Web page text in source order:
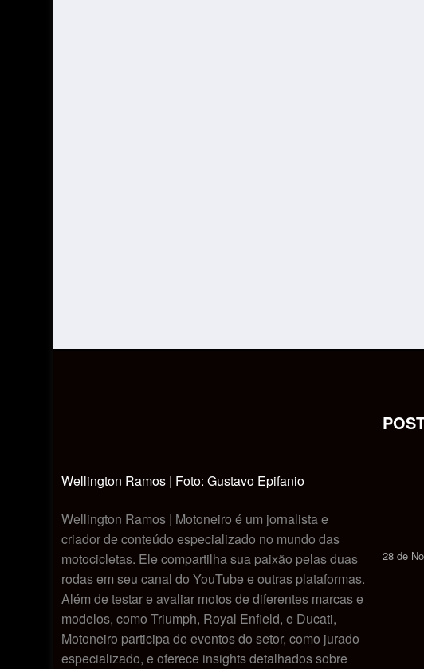
Wellington Ramos | Foto: Gustavo Epifanio
Wellington Ramos | Motoneiro é um jornalista e
criador de conteúdo especializado no mundo das
motocicletas. Ele compartilha sua paixão pelas duas
rodas em seu canal do YouTube e outras plataformas.
Além de testar e avaliar motos de diferentes marcas e
modelos, como Triumph, Royal Enfield, e Ducati,
Motoneiro participa de eventos do setor, como jurado
especializado, e oferece insights detalhados sobre
28 de